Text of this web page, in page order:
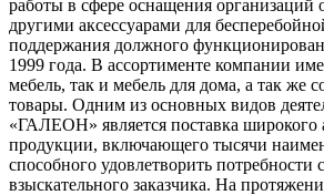
работы в сфере оснащения
другими аксессуарами для
поддержания должного
1999 года. В ассортименте компании
мебель, так и мебель для дома, а так же
товары. Одним из основных видов
«ГАЛЕОН» является поставка широкого
продукции, включающего тысячи
способного удовлетворить потребности
взыскательного заказчика. На